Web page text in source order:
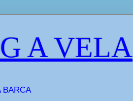
A VELA
BARCA